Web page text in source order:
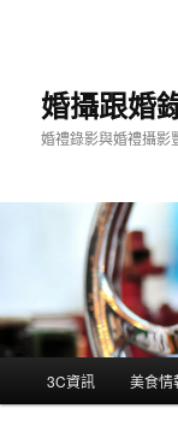
婚攝跟婚
婚禮錄影與婚禮攝影
3C資訊 美食情